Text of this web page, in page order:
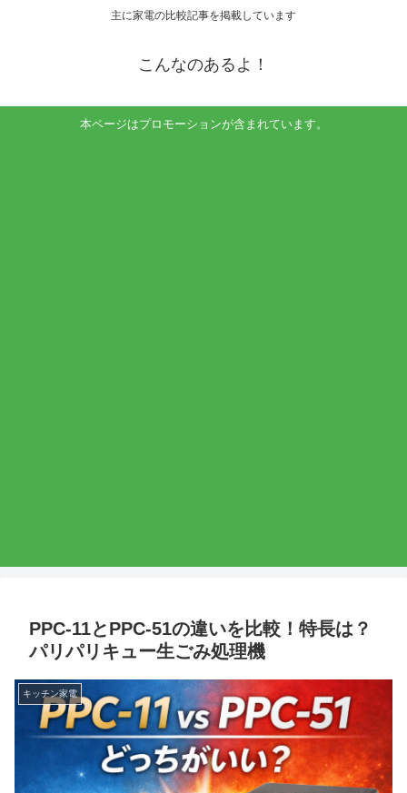
主に家電の比較記事を掲載しています
こんなのあるよ！
本ページはプロモーションが含まれています。
PPC-11とPPC-51の違いを比較！特長は？
パリパリキュー生ごみ処理機
キッチン家電